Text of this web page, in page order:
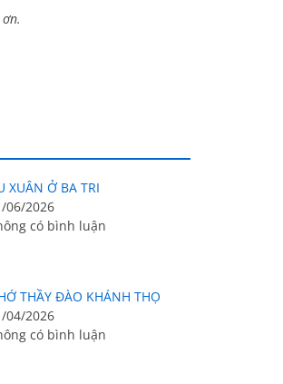
XUÂN Ở BA TRI
06/2026
có bình luận
THẦY ĐÀO KHÁNH THỌ
04/2026
có bình luận